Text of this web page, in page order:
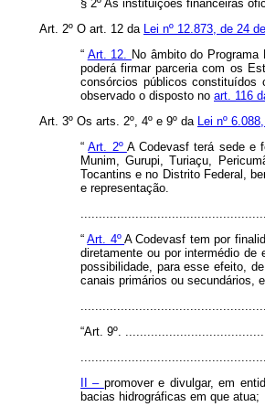
§ 2º As instituições financeiras
Art. 2º O art. 12 da Lei nº 12.873, de 24
“ Art. 12. No âmbito do
poderá firmar parceria com os
consórcios públicos constituídos
observado o disposto no art. 116
Art. 3º Os arts. 2º, 4º e 9º da Lei nº
“Art. 2º A Codevasf terá sede e
Munim, Gurupi, Turiaçu,
Tocantins e no Distrito Federal,
e representação.
“Art. 4ºA Codevasf tem por
diretamente ou por intermédio
possibilidade, para esse efeito,
canais primários ou secundários,
“Art. 9º.
II – promover e divulgar, em
bacias hidrográficas em que atua;